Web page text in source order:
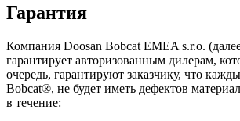
Гарантия
Компания Doosan Bobcat EMEA s.r.o.
гарантирует авторизованным дилерам,
очередь, гарантируют заказчику, что
Bobcat®, не будет иметь дефектов
в течение: